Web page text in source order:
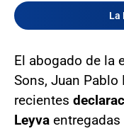
La
El abogado de la
Sons, Juan Pablo
recientes
Leyva entregadas